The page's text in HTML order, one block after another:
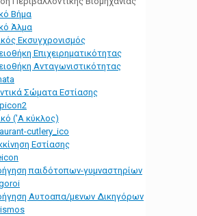
Βήμα
Άλμα
Εκσυγχρονισμός
Eπιχειρηματικότητας
Ανταγωνιστικότητας
Σώματα Εστίασης
('Α κύκλος)
Εστίασης
παιδότοπων-γυμναστηρίων
Αυτοαπα/μενων Δικηγόρων